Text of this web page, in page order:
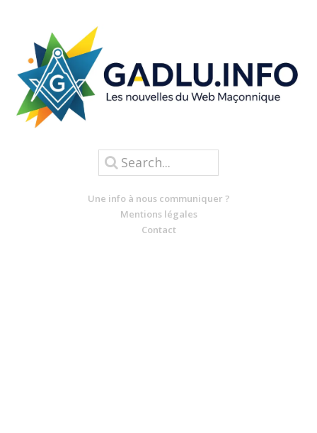
Une info à nous communiquer ?
Mentions légales
Contact